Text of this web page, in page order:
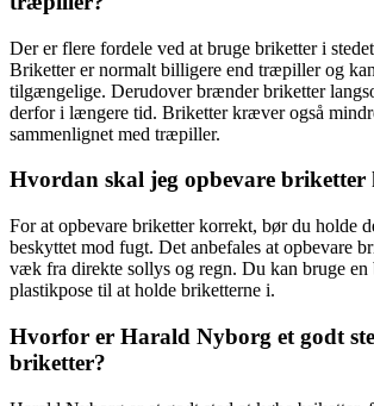
Der er flere fordele ved at bruge briketter i
Briketter er normalt billigere end træpiller og
tilgængelige. Derudover brænder briketter
derfor i længere tid. Briketter kræver også
sammenlignet med træpiller.
Hvordan skal jeg opbevare briketter
For at opbevare briketter korrekt, bør du holde
beskyttet mod fugt. Det anbefales at opbevare
væk fra direkte sollys og regn. Du kan bruge en
plastikpose til at holde briketterne i.
Hvorfor er Harald Nyborg et godt
briketter?